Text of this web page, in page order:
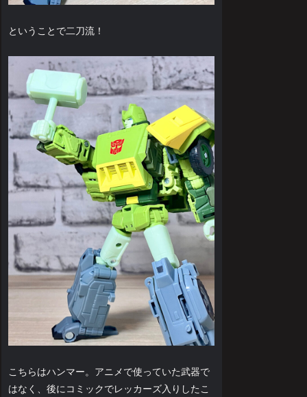
ということで二刀流！
こちらはハンマー。アニメで使っていた武器で
はなく、後にコミックでレッカーズ入りしたこ